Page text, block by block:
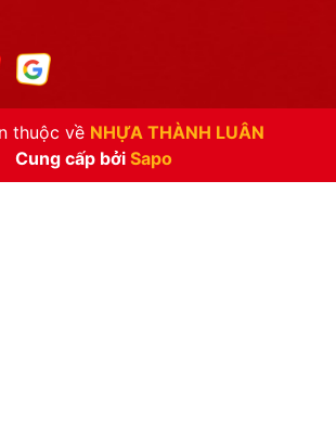
thuộc về NHỰA THÀNH LUÂN
Cung cấp bởi Sapo